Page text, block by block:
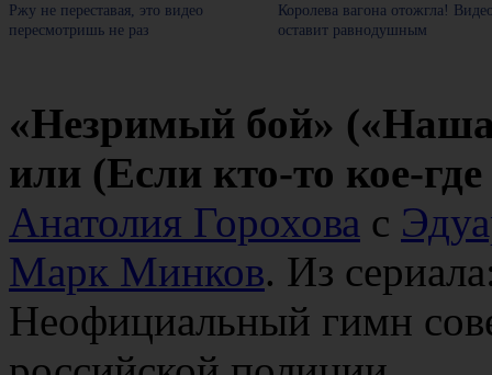
Ржу не переставая, это видео
пересмотришь не раз
Королева вагона отожгла!
оставит равнодушным
«Незримый бой» («Наша
или (Если кто-то кое-
Анатолия Горохова с
Марк Минков. Из
Неофициальный гимн